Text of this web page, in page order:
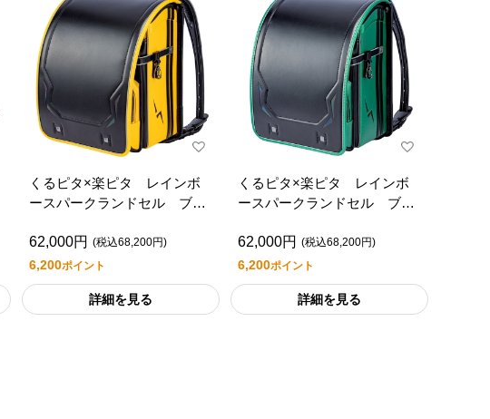
くるピタ×楽ピタ レインボ
ースパークランドセル ブラ
62,000円 (税込68,200円)
6,200ポイント
詳細を見る
くるピタ×楽ピタ レインボ
ースパークランドセル ブラ
62,000円 (税込68,200円)
6,200ポイント
詳細を見る